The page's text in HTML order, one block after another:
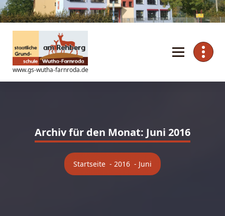
Zum
Inhalt
springen
www.gs-wutha-farnroda.de
Archiv für den Monat: Juni 2016
Startseite - 2016 - Juni